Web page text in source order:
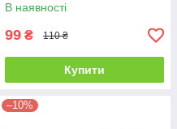
В наявності
99 ₴ 110 ₴
Купити
–10%